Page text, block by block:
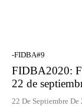
-FIDBA#9
FIDBA2020:
22 de
22 De Septiembre De